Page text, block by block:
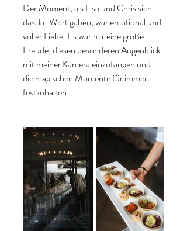
Der Moment, als Lisa und Chris sich
das Ja-Wort gaben, war emotional und
voller Liebe. Es war mir eine große
Freude, diesen besonderen Augenblick
mit meiner Kamera einzufangen und
die magischen Momente für immer
festzuhalten.